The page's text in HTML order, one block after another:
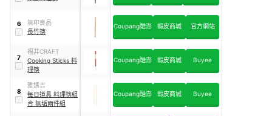
6
無印良品
長竹筷
Coupang酷澎 蝦皮商城 官方網站
7
福井CRAFT
Cooking Sticks 料
理筷
Coupang酷澎 蝦皮商城 Buyee
8
雅媽吉
每日道具 料理筷組
合 無垢兩件組
Coupang酷澎 蝦皮商城 Buyee